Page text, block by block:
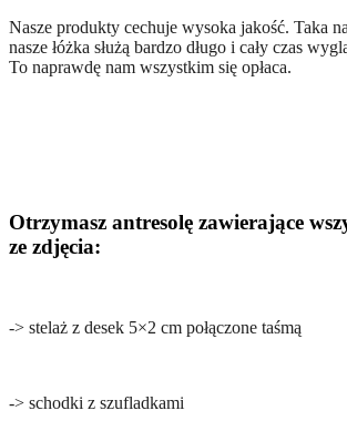
Nasze produkty cechuje wysoka jakość. Taka
nasze łóżka służą bardzo długo i cały czas
To naprawdę nam wszystkim się opłaca.
Otrzymasz antresolę zawierające
ze zdjęcia:
-> stelaż z desek 5×2 cm połączone taśmą
-> schodki z szufladkami